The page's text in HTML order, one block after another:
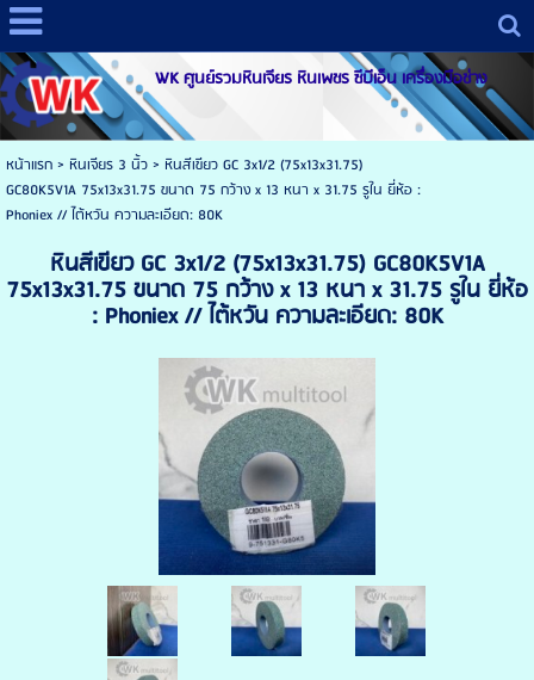
WK ศูนย์รวมหินเจียร หินเพชร ซีบีเอ็น เครื่องมือช่าง
หน้าแรก> หินเจียร 3 นิ้ว> หินสีเขียว GC 3x1/2 (75x13x31.75)
GC80K5V1A 75x13x31.75 ขนาด 75 กว้าง x 13 หนา x 31.75 รูใน ยี่ห้อ :
Phoniex // ไต้หวัน ความละเอียด: 80K
หินสีเขียว GC 3x1/2 (75x13x31.75) GC80K5V1A
75x13x31.75 ขนาด 75 กว้าง x 13 หนา x 31.75 รูใน ยี่ห้อ
: Phoniex // ไต้หวัน ความละเอียด: 80K